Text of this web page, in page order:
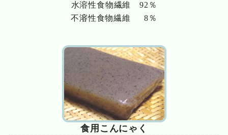
水溶性食物繊維 92％
不溶性食物繊維 8％
食用こんにゃく